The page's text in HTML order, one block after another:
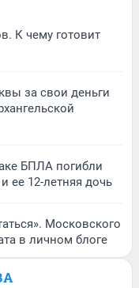
К чему готовит
за свои деньги
БПЛА погибли
ее 12-летняя дочь
Московского
в личном блоге